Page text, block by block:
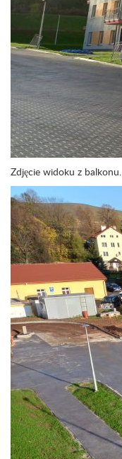
Zdjęcie widoku z balkonu.